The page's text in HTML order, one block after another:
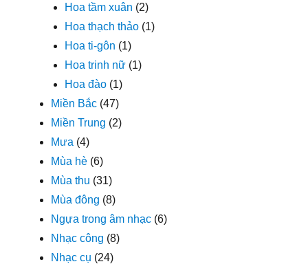
Hoa tầm xuân (2)
Hoa thạch thảo (1)
Hoa ti-gôn (1)
Hoa trinh nữ (1)
Hoa đào (1)
Miền Bắc (47)
Miền Trung (2)
Mưa (4)
Mùa hè (6)
Mùa thu (31)
Mùa đông (8)
Ngựa trong âm nhạc (6)
Nhạc công (8)
Nhạc cụ (24)